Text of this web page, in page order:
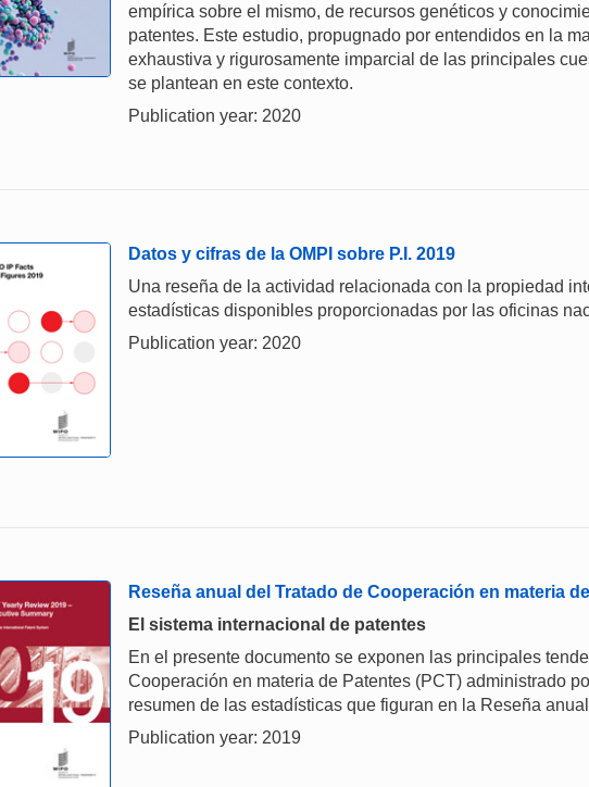
empírica sobre el mismo, de recursos genéticos y
patentes. Este estudio, propugnado por entendidos en la
exhaustiva y rigurosamente imparcial de las principales
se plantean en este contexto.
Publication year: 2020
Datos y cifras de la OMPI sobre P.I. 2019
Una reseña de la actividad relacionada con la propiedad
estadísticas disponibles proporcionadas por las oficinas
Publication year: 2020
Reseña anual del Tratado de Cooperación en materia
El sistema internacional de patentes
En el presente documento se exponen las principales
Cooperación en materia de Patentes (PCT) administrado
resumen de las estadísticas que figuran en la Reseña
Publication year: 2019